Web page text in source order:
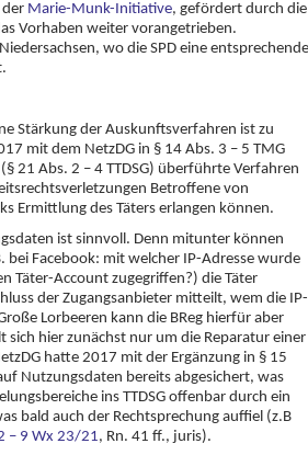
Marie-Munk-Initiative, gefördert durch die
Vorhaben weiter vorangetrieben.
wo die SPD eine entsprechende
Stärkung der Auskunftsverfahren ist zu
mit dem NetzDG in § 14 Abs. 3 – 5 TMG
21 Abs. 2 – 4 TTDSG) überführte Verfahren
Betroffene von
Ermittlung des Täters erlangen können.
ist sinnvoll. Denn mitunter können
Facebook: mit welcher IP-Adresse wurde
Täter-Account zugegriffen?) die Täter
der Zugangsanbieter mitteilt, wem die IP-
Lorbeeren kann die BReg hierfür aber
hier zunächst nur um die Reparatur einer
hatte 2017 mit der Ergänzung in § 15
Nutzungsdaten bereits abgesichert, was
ins TTDSG offenbar durch ein
bald auch der Rechtsprechung auffiel (z.B
– 9 Wx 23/21, Rn. 41 ff., juris).